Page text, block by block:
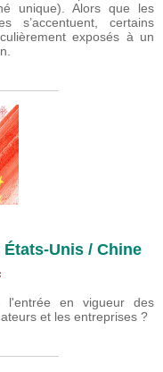
unique). Alors que les
s’accentuent, certains
exposés à un
Unis / Chine
l'entrée en vigueur des
et les entreprises ?